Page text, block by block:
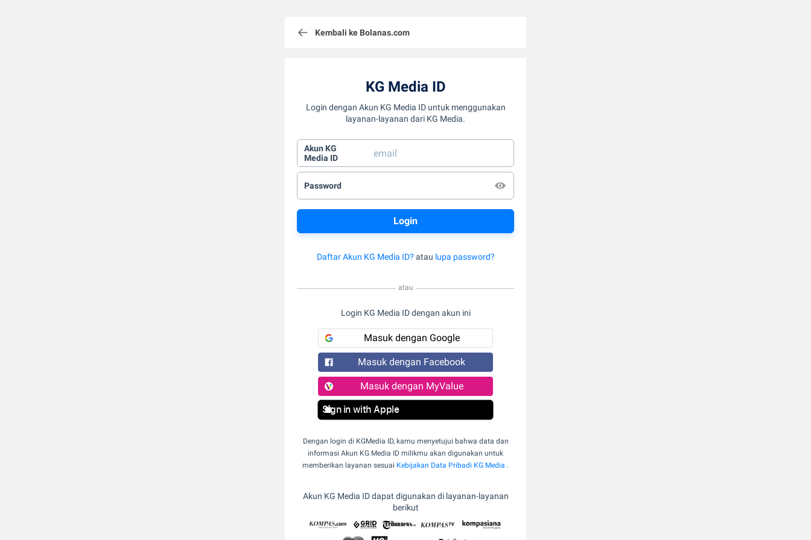
Kembali ke Bolanas.com
KG Media ID
Login dengan Akun KG Media ID untuk menggunakan
layanan-layanan dari KG Media.
Akun KG
Media ID
Password
Daftar Akun KG Media ID? atau lupa password?
atau
Login KG Media ID dengan akun ini
Masuk dengan Google
Masuk dengan Facebook
Masuk dengan MyValue
Sign in with Apple
Dengan login di KGMedia ID, kamu menyetujui bahwa data dan
informasi Akun KG Media ID milikmu akan digunakan untuk
memberikan layanan sesuai Kebijakan Data Pribadi KG Media .
Akun KG Media ID dapat digunakan di layanan-layanan
berikut